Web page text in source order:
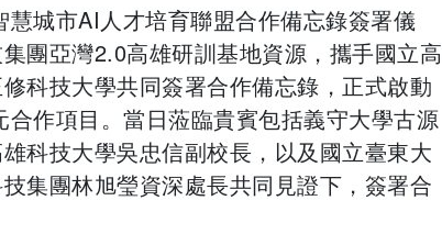
城市AI人才培育聯盟合作備忘錄簽署儀
團亞灣2.0高雄研訓基地資源，攜手國立高
科技大學共同簽署合作備忘錄，正式啟動
合作項目。當日蒞臨貴賓包括義守大學古源
科技大學吳忠信副校長，以及國立臺東大
集團林旭瑩資深處長共同見證下，簽署合